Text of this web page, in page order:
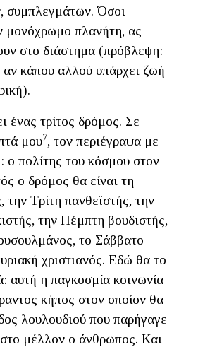
συμπλεγμάτων. Όσοι
μονόχρωμο πλανήτη, ας
στο διάστημα (πρόβλεψη:
αν κάπου αλλού υπάρχει ζωή
ένας τρίτος δρόμος. Σε
μου7, τον περιέγραψα με
ο πολίτης του κόσμου στον
ο δρόμος θα είναι τη
την Τρίτη πανθεϊστής, την
την Πέμπτη βουδιστής,
το Σάββατο
χριστιανός. Εδώ θα το
αυτή η παγκοσμία κοινωνία
κήπος στον οποίον θα
λουλουδιού που παρήγαγε
μέλλον ο άνθρωπος. Και